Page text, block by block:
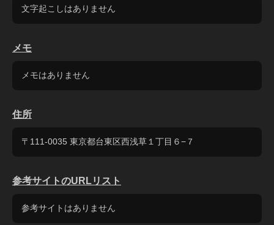
文字起こしはありません
メモ
メモはありません
住所
〒111-0035 東京都台東区西浅草１丁目６−７
参考サイトのURLリスト
参考サイトはありません